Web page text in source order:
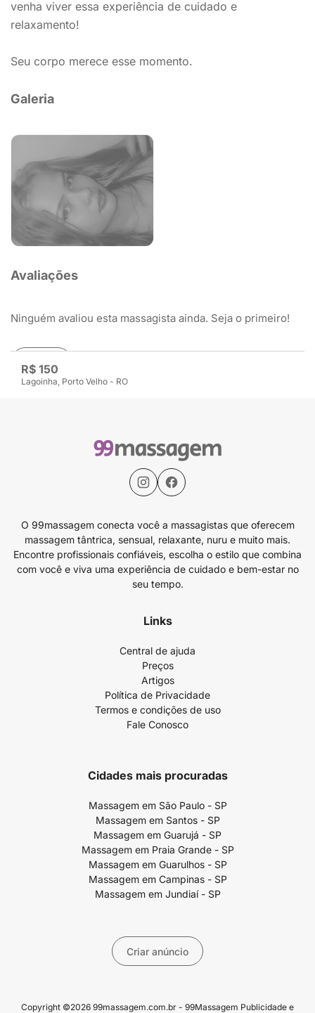
R$ 150
Lagoinha, Porto Velho - RO
venha viver essa experiência de cuidado e
relaxamento!
Seu corpo merece esse momento.
Galeria
Avaliações
Ninguém avaliou esta massagista ainda. Seja o primeiro!
Avaliar
O 99massagem conecta você a massagistas que oferecem
massagem tântrica, sensual, relaxante, nuru e muito mais.
Encontre profissionais confiáveis, escolha o estilo que combina
com você e viva uma experiência de cuidado e bem-estar no
seu tempo.
Links
Central de ajuda
Preços
Artigos
Política de Privacidade
Termos e condições de uso
Fale Conosco
Cidades mais procuradas
Massagem em São Paulo - SP
Massagem em Santos - SP
Massagem em Guarujá - SP
Massagem em Praia Grande - SP
Massagem em Guarulhos - SP
Massagem em Campinas - SP
Massagem em Jundiaí - SP
Criar anúncio
Copyright ©2026 99massagem.com.br - 99Massagem Publicidade e